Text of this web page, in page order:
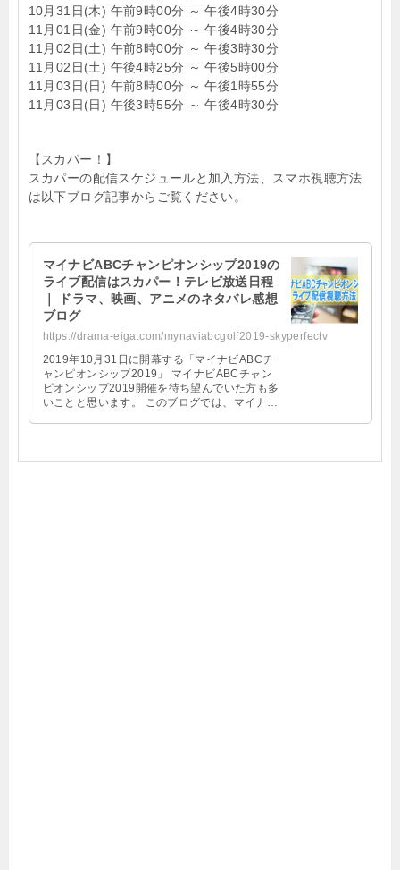
10月31日(木) 午前9時00分 ～ 午後4時30分
11月01日(金) 午前9時00分 ～ 午後4時30分
11月02日(土) 午前8時00分 ～ 午後3時30分
11月02日(土) 午後4時25分 ～ 午後5時00分
11月03日(日) 午前8時00分 ～ 午後1時55分
11月03日(日) 午後3時55分 ～ 午後4時30分
【スカパー！】
スカパーの配信スケジュールと加入方法、スマホ視聴方法
は以下ブログ記事からご覧ください。
マイナビABCチャンピオンシップ2019の
ライブ配信はスカパー！テレビ放送日程
｜ ドラマ、映画、アニメのネタバレ感想
ブログ
https://drama-eiga.com/mynaviabcgolf2019-skyperfectv
2019年10月31日に開幕する「マイナビABCチ
ャンピオンシップ2019」 マイナビABCチャン
ピオンシップ2019開催を待ち望んでいた方も多
いことと思います。 このブログでは、マイナビ